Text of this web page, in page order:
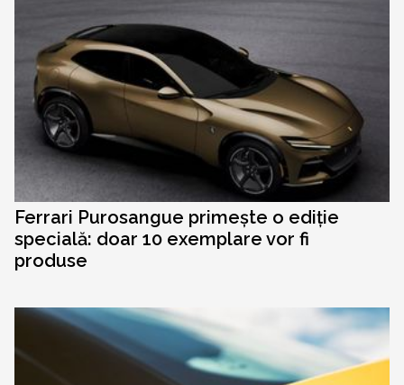
Ferrari Purosangue primește o ediție
specială: doar 10 exemplare vor fi
produse